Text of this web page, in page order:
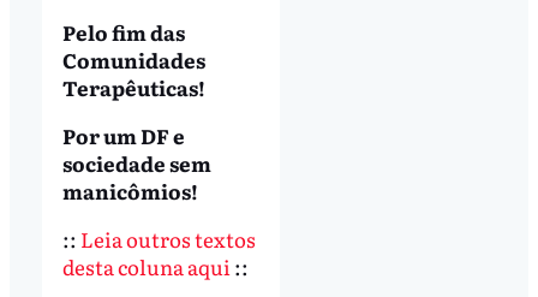
Pelo fim das
Comunidades
Terapêuticas!
Por um DF e
sociedade sem
manicômios!
:: Leia outros textos
desta coluna aqui ::